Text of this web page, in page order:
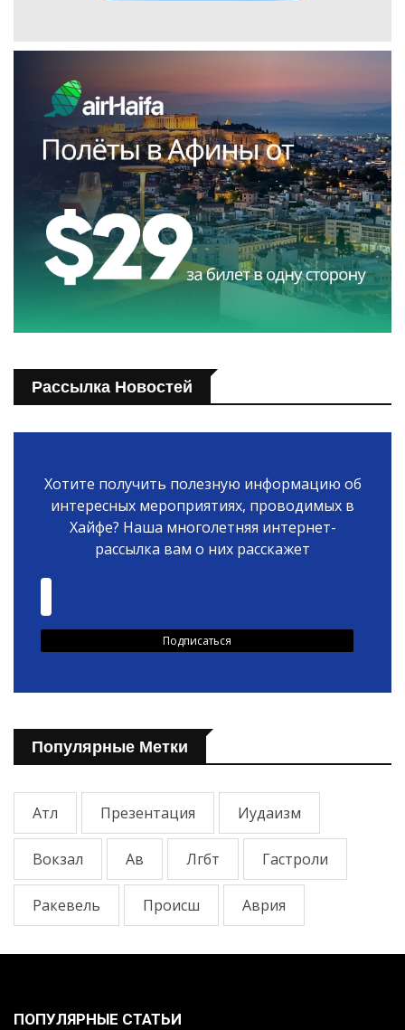
Рассылка Новостей
Хотите получить полезную информацию об
интересных мероприятиях, проводимых в
Хайфе? Наша многолетняя интернет-
рассылка вам о них расскажет
Популярные Метки
Атл Презентация Иудаизм
Вокзал Ав Лгбт Гастроли
Ракевель Происш Аврия
ПОПУЛЯРНЫЕ СТАТЬИ